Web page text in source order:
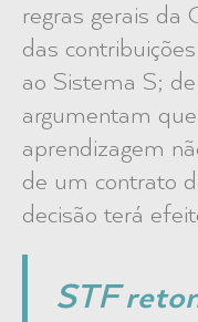
regras gerais da
das
ao Sistema S;
argumentam
aprendizagem
de um contrato
decisão terá
STF